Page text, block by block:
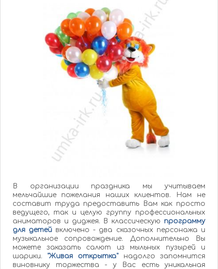
В организации праздника мы учитываем
мельчайшие пожелания наших клиентов. Нам не
составит труда предоставить Вам как просто
ведущего, так и целую группу профессиональных
аниматоров и диджея. В классическую программу
для детей включено - два сказочных персонажа и
музыкальное сопровождение. Дополнительно Вы
можете заказать салют из мыльных пузырей и
шарики.
"Живая открытка"надолго запомнится
виновнику торжества - у Вас есть уникальная